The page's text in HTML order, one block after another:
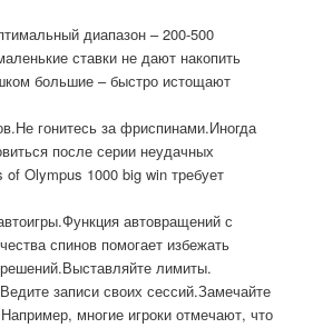
диапазон – 200-500
ставки не дают накопить
большие – быстро истощают
гонитесь за фриспинами.Иногда
после серии неудачных
Olympus 1000 big win требует
автовращений с
спинов помогает избежать
лимиты.
записи своих сессий.Замечайте
многие игроки отмечают, что